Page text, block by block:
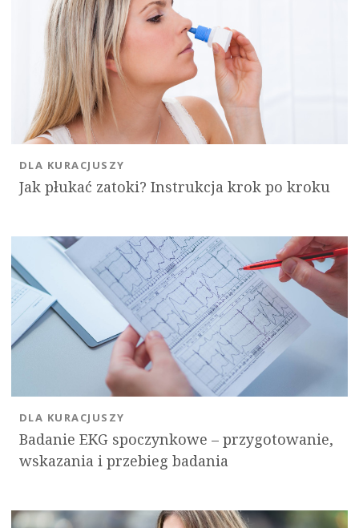
Jak płukać zatoki? Instrukcja krok po kroku
DLA KURACJUSZY
Badanie EKG spoczynkowe – przygotowanie,
wskazania i przebieg badania
DLA KURACJUSZY